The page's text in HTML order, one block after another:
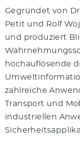
Gegründet von
Petit und Rolf
und produziert
hochauflösende
zahlreiche
Transport und
industriellen